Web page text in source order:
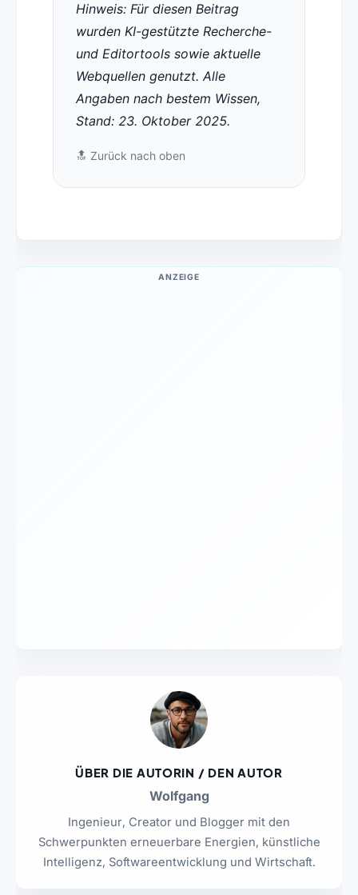
Hinweis: Für diesen Beitrag
wurden KI-gestützte Recherche-
und Editortools sowie aktuelle
Webquellen genutzt. Alle
Angaben nach bestem Wissen,
Stand: 23. Oktober 2025.
🔝 Zurück nach oben
ANZEIGE
ÜBER DIE AUTORIN / DEN AUTOR
Wolfgang
Ingenieur, Creator und Blogger mit den
Schwerpunkten erneuerbare Energien, künstliche
Intelligenz, Softwareentwicklung und Wirtschaft.